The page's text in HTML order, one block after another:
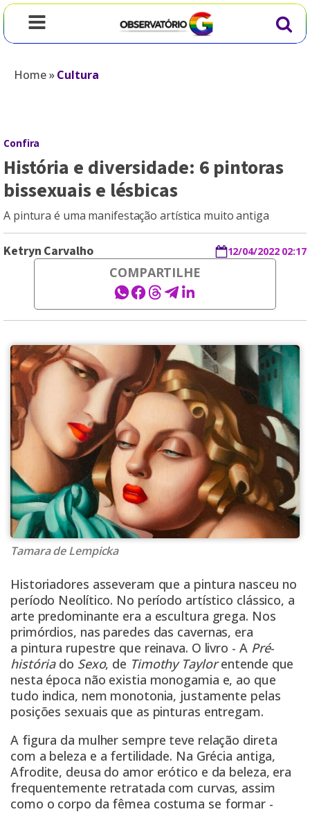
Home»Cultura
Confira
História e diversidade: 6 pintoras
bissexuais e lésbicas
A pintura é uma manifestação artística muito antiga
Ketryn Carvalho 12/04/2022 02:17
COMPARTILHE
Tamara de Lempicka
Historiadores asseveram que a pintura nasceu no
período Neolítico. No período artístico clássico, a
arte predominante era a escultura grega. Nos
primórdios, nas paredes das cavernas, era
a pintura rupestre que reinava. O livro - A Pré-
históriado Sexo, de Timothy Taylorentende que
nesta época não existia monogamia e, ao que
tudo indica, nem monotonia, justamente pelas
posições sexuais que as pinturas entregam.
A figura da mulher sempre teve relação direta
com a beleza e a fertilidade. Na Grécia antiga,
Afrodite, deusa do amor erótico e da beleza, era
frequentemente retratada com curvas, assim
como o corpo da fêmea costuma se formar -